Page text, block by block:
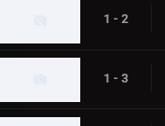
1 - 2
1 - 3